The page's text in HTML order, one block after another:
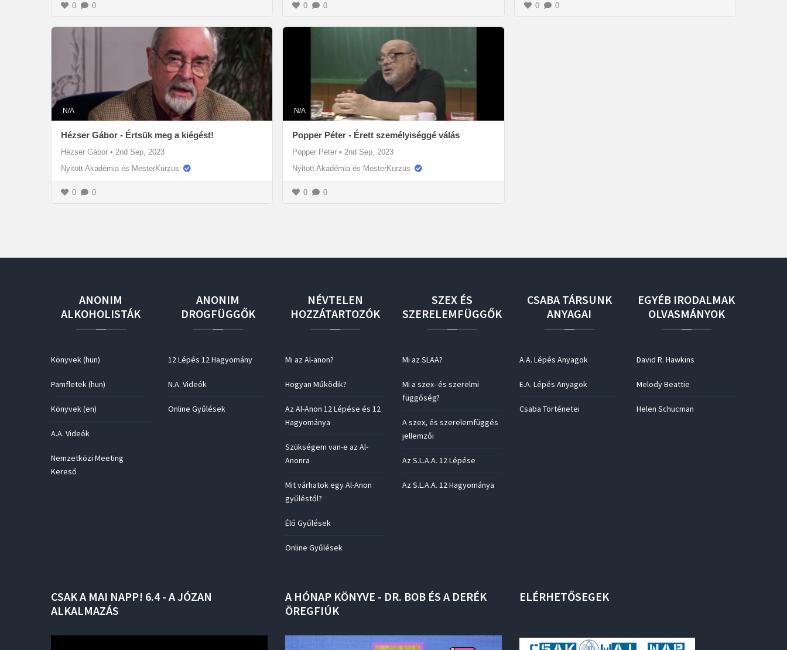
0 0 0 0 0 0
N/A
Hézser Gábor - Értsük meg a kiégést!
Hézser Gábor • 2nd Sep, 2023
Nyitott Akadémia és MesterKurzus
0 0
N/A
Popper Péter - Érett személyiséggé válás
Popper Péter • 2nd Sep, 2023
Nyitott Akadémia és MesterKurzus
0 0
ANONIM
ALKOHOLISTÁK
Könyvek (hun)
Pamfletek (hun)
Könyvek (en)
A.A. Videók
Nemzetközi Meeting
Kereső
ANONIM
DROGFÜGGŐK
12 Lépés 12 Hagyomány
N.A. Videók
Online Gyűlések
NÉVTELEN
HOZZÁTARTOZÓK
Mi az Al-anon?
Hogyan Működik?
Az Al-Anon 12 Lépése és 12
Hagyománya
Szükségem van-e az Al-
Anonra
Mit várhatok egy Al-Anon
gyűléstől?
Élő Gyűlések
Online Gyűlések
SZEX ÉS
SZERELEMFÜGGŐK
Mi az SLAA?
Mi a szex- és szerelmi
függőség?
A szex, és szerelemfüggés
jellemzői
Az S.L.A.A. 12 Lépése
Az S.L.A.A. 12 Hagyománya
CSABA TÁRSUNK
ANYAGAI
A.A. Lépés Anyagok
E.A. Lépés Anyagok
Csaba Történetei
EGYÉB IRODALMAK
OLVASMÁNYOK
David R. Hawkins
Melody Beattie
Helen Schucman
CSAKA MAI NAPP! 6.4 - AJÓZAN
ALKALMAZÁS
A HÓNAP KÖNYVE - DR. BOB ÉS A DERÉK
ÖREGFIÚK
ELÉRHETŐSEGEK